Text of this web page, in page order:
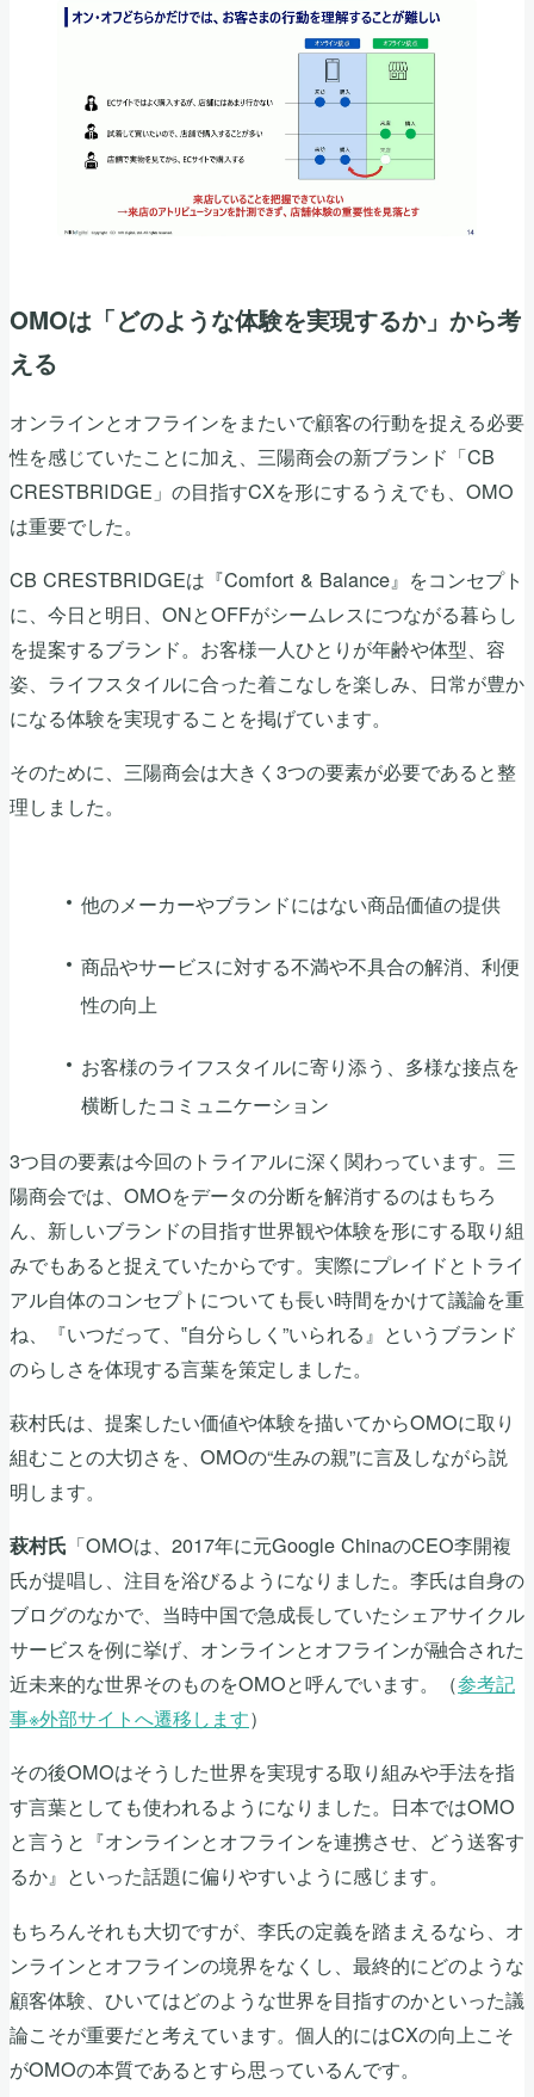
OMOは「どのような体験を実現するか」から考
える
オンラインとオフラインをまたいで顧客の行動を捉える必要
性を感じていたことに加え、三陽商会の新ブランド「CB
CRESTBRIDGE」の目指すCXを形にするうえでも、OMO
は重要でした。
CB CRESTBRIDGEは『Comfort & Balance』をコンセプト
に、今日と明日、ONとOFFがシームレスにつながる暮らし
を提案するブランド。お客様一人ひとりが年齢や体型、容
姿、ライフスタイルに合った着こなしを楽しみ、日常が豊か
になる体験を実現することを掲げています。
そのために、三陽商会は大きく3つの要素が必要であると整
理しました。
他のメーカーやブランドにはない商品価値の提供
商品やサービスに対する不満や不具合の解消、利便
性の向上
お客様のライフスタイルに寄り添う、多様な接点を
横断したコミュニケーション
3つ目の要素は今回のトライアルに深く関わっています。三
陽商会では、OMOをデータの分断を解消するのはもちろ
ん、新しいブランドの目指す世界観や体験を形にする取り組
みでもあると捉えていたからです。実際にプレイドとトライ
アル自体のコンセプトについても長い時間をかけて議論を重
ね、『いつだって、‟自分らしく”いられる』というブランド
のらしさを体現する言葉を策定しました。
萩村氏は、提案したい価値や体験を描いてからOMOに取り
組むことの大切さを、OMOの“生みの親”に言及しながら説
明します。
萩村氏 「OMOは、2017年に元Google ChinaのCEO李開複
氏が提唱し、注目を浴びるようになりました。李氏は自身の
ブログのなかで、当時中国で急成長していたシェアサイクル
サービスを例に挙げ、オンラインとオフラインが融合された
近未来的な世界そのものをOMOと呼んでいます。（参考記
事※外部サイトへ遷移します）
その後OMOはそうした世界を実現する取り組みや手法を指
す言葉としても使われるようになりました。日本ではOMO
と言うと『オンラインとオフラインを連携させ、どう送客す
るか』といった話題に偏りやすいように感じます。
もちろんそれも大切ですが、李氏の定義を踏まえるなら、オ
ンラインとオフラインの境界をなくし、最終的にどのような
顧客体験、ひいてはどのような世界を目指すのかといった議
論こそが重要だと考えています。個人的にはCXの向上こそ
がOMOの本質であるとすら思っているんです。